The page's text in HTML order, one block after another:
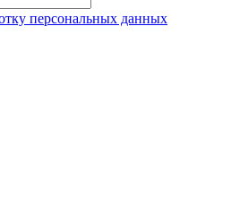
персональных данных